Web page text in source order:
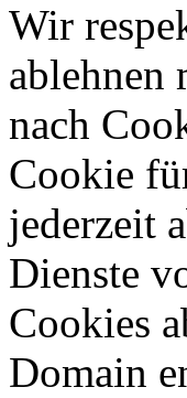
Wir
ablehnen
nach
Cookie
jederzeit
Dienste
Cookies
Domain